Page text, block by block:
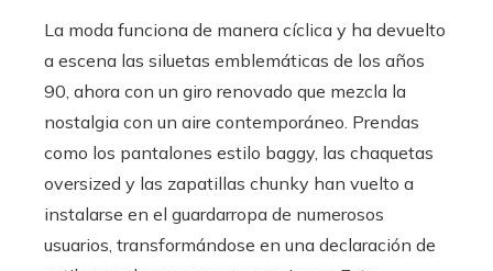
La moda funciona de manera cíclica y ha devuelto
a escena las siluetas emblemáticas de los años
90, ahora con un giro renovado que mezcla la
nostalgia con un aire contemporáneo. Prendas
como los pantalones estilo baggy, las chaquetas
oversized y las zapatillas chunky han vuelto a
instalarse en el guardarropa de numerosos
usuarios, transformándose en una declaración de